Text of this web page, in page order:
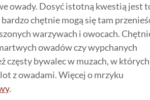
owady. Dosyć istotną kwestią jest
chętnie mogą się tam
warzywach i owocach.
owadów czy wypchanych
częsty bywalec w muzach, w których
z owadami. Więcej o mrzyku
.